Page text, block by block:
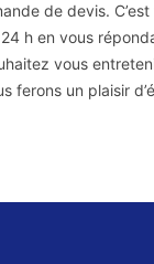
de devis.
h en vous
vous
ferons un plaisir